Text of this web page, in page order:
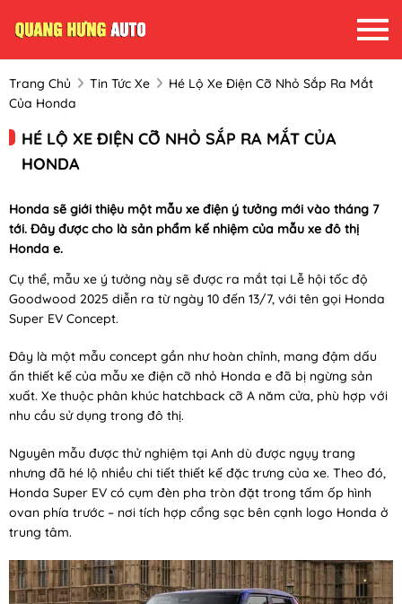
Trang Chủ Tin Tức Xe
Hé Lộ Xe Điện Cỡ Nhỏ Sắp Ra Mắt
Của Honda
HÉ LỘ XE ĐIỆN CỠ NHỎ SẮP RA MẮT CỦA
HONDA
Honda sẽ giới thiệu một mẫu xe điện ý tưởng mới vào tháng 7
tới. Đây được cho là sản phẩm kế nhiệm của mẫu xe đô thị
Honda e.
Cụ thể, mẫu xe ý tưởng này sẽ được ra mắt tại Lễ hội tốc độ
Goodwood 2025 diễn ra từ ngày 10 đến 13/7, với tên gọi Honda
Super EV Concept.
Đây là một mẫu concept gần như hoàn chỉnh, mang đậm dấu
ấn thiết kế của mẫu xe điện cỡ nhỏ Honda e đã bị ngừng sản
xuất. Xe thuộc phân khúc hatchback cỡ A năm cửa, phù hợp với
nhu cầu sử dụng trong đô thị.
Nguyên mẫu được thử nghiệm tại Anh dù được ngụy trang
nhưng đã hé lộ nhiều chi tiết thiết kế đặc trưng của xe. Theo đó,
Honda Super EV có cụm đèn pha tròn đặt trong tấm ốp hình
ovan phía trước – nơi tích hợp cổng sạc bên cạnh logo Honda ở
trung tâm.